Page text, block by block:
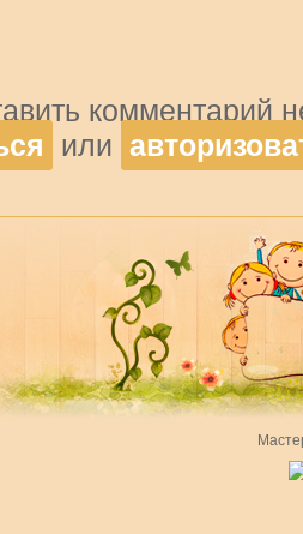
комментарий
или